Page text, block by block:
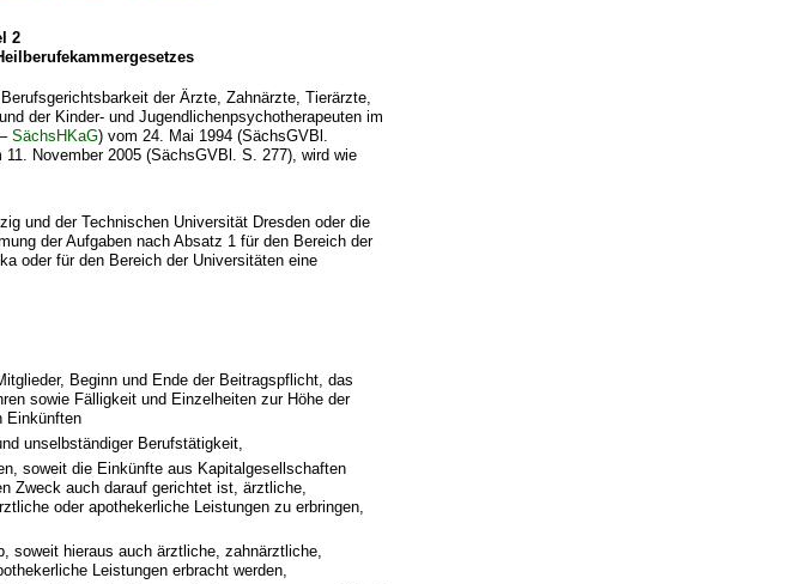
2
der Ärzte, Zahnärzte, Tierärzte,
der Kinder- und Jugendlichenpsychotherapeuten im
–SächsHKaG) vom 24. Mai 1994 (SächsGVBl.
November 2005 (SächsGVBl. S. 277), wird wie
und der Technischen Universität Dresden oder die
der Aufgaben nach Absatz 1 für den Bereich der
oder für den Bereich der Universitäten eine
Beginn und Ende der Beitragspflicht, das
sowie Fälligkeit und Einzelheiten zur Höhe der
Einkünften
unselbständiger Berufstätigkeit,
soweit die Einkünfte aus Kapitalgesellschaften
Zweck auch darauf gerichtet ist, ärztliche,
oder apothekerliche Leistungen zu erbringen,
soweit hieraus auch ärztliche, zahnärztliche,
Leistungen erbracht werden,